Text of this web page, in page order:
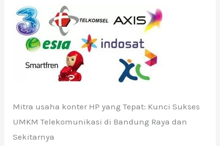
Mitra usaha konter HP yang Tepat: Kunci Sukses
UMKM Telekomunikasi di Bandung Raya dan
Sekitarnya